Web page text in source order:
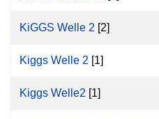
KiGGS Welle 2 [2]
Kiggs Welle 2 [1]
Kiggs Welle2 [1]